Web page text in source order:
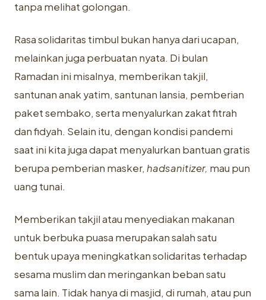
tanpa melihat golongan.
Rasa solidaritas timbul bukan hanya dari ucapan,
melainkan juga perbuatan nyata. Di bulan
Ramadan ini misalnya, memberikan takjil,
santunan anak yatim, santunan lansia, pemberian
paket sembako, serta menyalurkan zakat fitrah
dan fidyah. Selain itu, dengan kondisi pandemi
saat ini kita juga dapat menyalurkan bantuan gratis
berupa pemberian masker, hadsanitizer, mau pun
uang tunai.
Memberikan takjil atau menyediakan makanan
untuk berbuka puasa merupakan salah satu
bentuk upaya meningkatkan solidaritas terhadap
sesama muslim dan meringankan beban satu
sama lain. Tidak hanya di masjid, di rumah, atau pun